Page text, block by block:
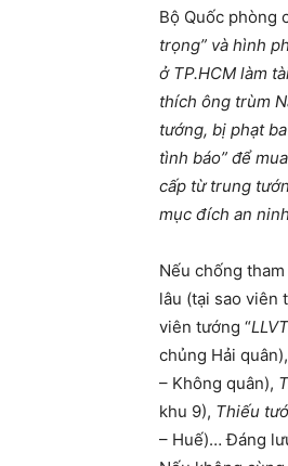
Bộ Quốc phòng
trọng” và hình
ở TP.HCM làm
thích ông trùm
tướng, bị phạt
tình báo” để
cấp từ trung
mục đích an
Nếu chống
lâu (tại sao viên
viên tướng “
chủng Hải quân),
– Không quân),
khu 9), Thiếu
– Huế)… Đáng